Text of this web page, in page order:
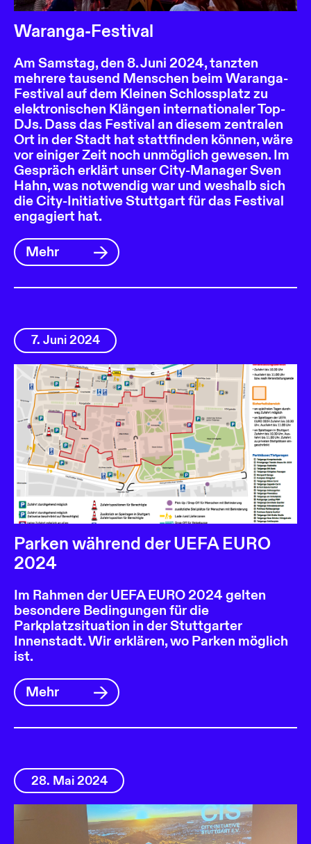
Waranga-Festival
Am Samstag, den 8. Juni 2024, tanzten
mehrere tausend Menschen beim Waranga-
Festival auf dem Kleinen Schlossplatz zu
elektronischen Klängen internationaler Top-
DJs. Dass das Festival an diesem zentralen
Ort in der Stadt hat stattfinden können, wäre
vor einiger Zeit noch unmöglich gewesen. Im
Gespräch erklärt unser City-Manager Sven
Hahn, was notwendig war und weshalb sich
die City-Initiative Stuttgart für das Festival
engagiert hat.
Mehr
7. Juni 2024
Parken während der UEFA EURO
2024
Im Rahmen der UEFA EURO 2024 gelten
besondere Bedingungen für die
Parkplatzsituation in der Stuttgarter
Innenstadt. Wir erklären, wo Parken möglich
ist.
Mehr
28. Mai 2024